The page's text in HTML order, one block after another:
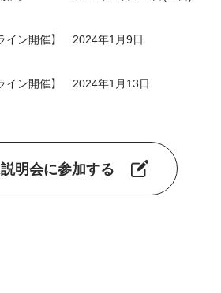
イン開催】 2024年1月9日
イン開催】 2024年1月13日
明会に参加する